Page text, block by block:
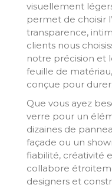
visuellement
permet de choisir
transparence,
clients nous
notre précision et
feuille de
conçue pour durer.
Que vous ayez
verre pour un
dizaines de
façade ou un
fiabilité, créativité
collabore
designers et